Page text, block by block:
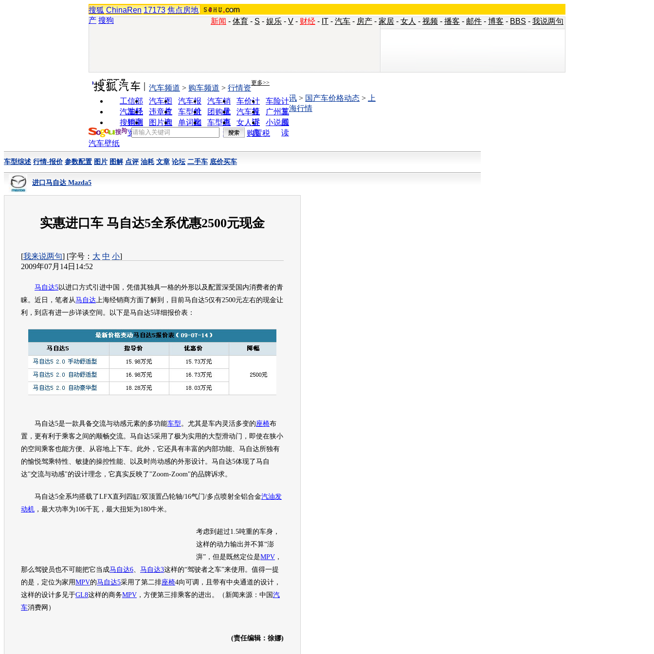
搜狐 ChinaRen 17173 焦点房地
产 搜狗 新闻 - 体育 - S - 娱乐 - V - 财经 - IT - 汽车 - 房产 - 家居 - 女人 - 视频 - 播客 - 邮件 - 博客 - BBS - 我说两句
实用工具 更多>>
工信部
油耗
汽车图
片
汽车报
价
汽车销
量
车价计
算
车险计
算
汽车经
销商
违章查
询
车型对
比
团购优
惠
汽车投
诉
广州车
展
搜狗浏
览器
图片欣
赏
单词翻
车型查
询
女人宝
典
小说阅
读
汽车频道 > 购车频道 > 行情资
讯 > 国产车价格动态 >
上
海行情
购置税
汽车壁纸
车型综述 行情-报价 参数配置 图片 图解 点评 油耗 文章 论坛 二手车 底价买车
进口马自达 Mazda5
实惠进口车 马自达5全系优惠2500元现金
[我来说两句] [字号： 大 中 小]
2009年07月14日14:52
马自达5以进口方式引进中国，凭借其独具一格的外形以及配置深受国内消费者的青
睐。近日，笔者从马自达 上海经销商方面了解到，目前马自达5仅有2500元左右的现金让
利，到店有进一步详谈空间。以下是马自达5详细报价表：
马自达5是一款具备交流与动感元素的多功能车型 。尤其是车内灵活多变的座椅布
置，更有利于乘客之间的顺畅交流。 马自达5采用了极为实用的大型滑动门，即使在狭小
的空间乘客也能方便、从容地上下车。此外，它还具有丰富的内部功能、 马自达所独有
的愉悦驾乘特性、敏捷的操控性能、以及时尚动感的外形设计。 马自达5体现了马自
达"交流与动感"的设计理念，它真实反映了"Zoom-Zoom"的品牌诉求。
马自达5全系均搭载了LFX直列四缸/双顶置凸轮轴/16气门/多点喷射全铝合金汽油发
动机 ，最大功率为106千瓦，最大扭矩为180牛米。
考虑到超过1.5吨重的车身，
这样的动力输出并不算“澎
湃”，但是既然定位是MPV ，
那么驾驶员也不可能把它当成马自达6 马自达3这样的“驾驶者之车”来使用。值得一提
的是，定位为家用MPV的马自达5采用了第二排座椅4向可调，且带有中央通道的设计，
这样的设计多见于GL8这样的商务MPV ，方便第三排乘客的进出。（新闻来源：中国 汽
车消费网）
(责任编辑：徐娜)